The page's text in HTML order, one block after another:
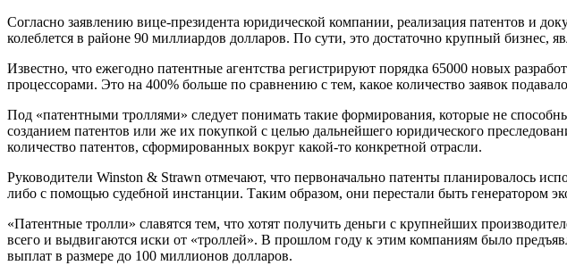
Согласно заявлению вице-президента юридической компании, реализация патентов и
колеблется в районе 90 миллиардов долларов. По сути, это достаточно крупный бизнес,
Известно, что ежегодно патентные агентства регистрируют порядка 65000 новых
процессорами. Это на 400% больше по сравнению с тем, какое количество заявок
Под «патентными троллями» следует понимать такие формирования, которые не
созданием патентов или же их покупкой с целью дальнейшего юридического
количество патентов, сформированных вокруг какой-то конкретной отрасли.
Руководители Winston & Strawn отмечают, что первоначально патенты планировалось
либо с помощью судебной инстанции. Таким образом, они перестали быть генератором
«Патентные тролли» славятся тем, что хотят получить деньги с крупнейших
всего и выдвигаются иски от «троллей». В прошлом году к этим компаниям было
выплат в размере до 100 миллионов долларов.